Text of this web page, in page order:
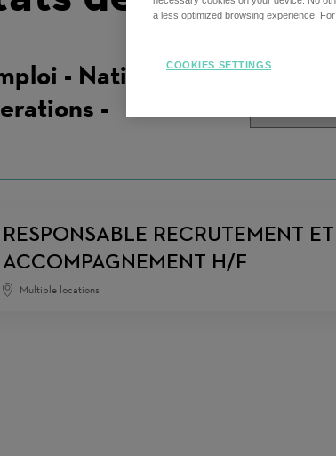
Trier
offres
Trier les
- National
-
RESPONSABLE RECRUTEMENT ET
ACCOMPAGNEMENT H/F
Multiple locations
a less optimized browsing experience.
COOKIES SETTINGS